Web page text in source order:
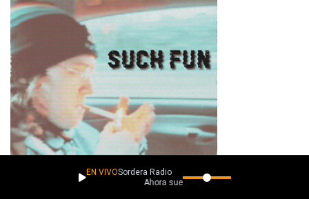
EN VIVOSordera Radio
Ahora suena